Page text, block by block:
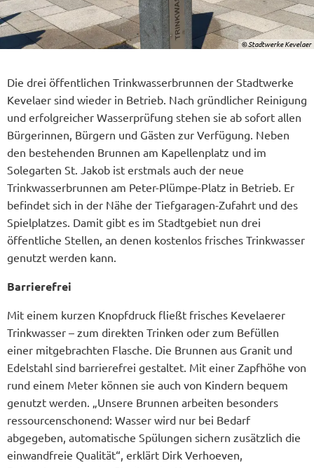
© Stadtwerke Kevelaer
Die drei öffentlichen Trinkwasserbrunnen der Stadtwerke
Kevelaer sind wieder in Betrieb. Nach gründlicher Reinigung
und erfolgreicher Wasserprüfung stehen sie ab sofort allen
Bürgerinnen, Bürgern und Gästen zur Verfügung. Neben
den bestehenden Brunnen am Kapellenplatz und im
Solegarten St. Jakob ist erstmals auch der neue
Trinkwasserbrunnen am Peter-Plümpe-Platz in Betrieb. Er
befindet sich in der Nähe der Tiefgaragen-Zufahrt und des
Spielplatzes. Damit gibt es im Stadtgebiet nun drei
öffentliche Stellen, an denen kostenlos frisches Trinkwasser
genutzt werden kann.
Barrierefrei
Mit einem kurzen Knopfdruck fließt frisches Kevelaerer
Trinkwasser – zum direkten Trinken oder zum Befüllen
einer mitgebrachten Flasche. Die Brunnen aus Granit und
Edelstahl sind barrierefrei gestaltet. Mit einer Zapfhöhe von
rund einem Meter können sie auch von Kindern bequem
genutzt werden. „Unsere Brunnen arbeiten besonders
ressourcenschonend: Wasser wird nur bei Bedarf
abgegeben, automatische Spülungen sichern zusätzlich die
einwandfreie Qualität“, erklärt Dirk Verhoeven,